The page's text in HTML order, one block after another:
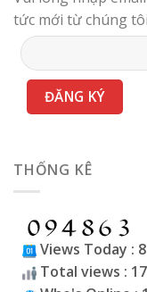
tức mới từ chúng
THỐNG KÊ
Views Today :
Total views :